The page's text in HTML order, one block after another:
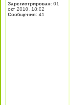
Зарегистрирован: 01
окт 2010, 18:02
Сообщения: 41